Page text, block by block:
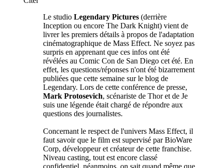
Le studio Legendary Pictures (derrière
Inception ou encore The Dark Knight) vient de
livrer les premiers détails à propos de l'adaptation
cinématographique de Mass Effect. Ne soyez pas
surpris en apprenant que ces infos ont été
révélées au Comic Con de San Diego cet été. En
effet, les questions/réponses n'ont été bizarrement
publiées que cette semaine sur le blog de
Legendary. Lors de cette conférence de presse,
Mark Protosevich, scénariste de Thor et de Je
suis une légende était chargé de répondre aux
questions des journalistes.
Concernant le respect de l'univers Mass Effect, il
faut savoir que le film est supervisé par BioWare
Corp, développeur et créateur de cette franchise.
Niveau casting, tout est encore classé